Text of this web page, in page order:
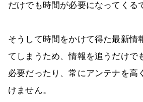
だけでも時間が必要になってくる
そうして時間をかけて得た最新情
てしまうため、情報を追うだけで
必要だったり、常にアンテナを高
けません。